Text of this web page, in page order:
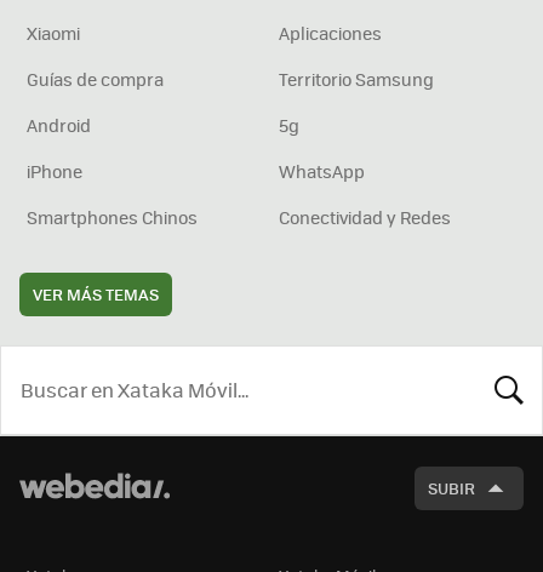
Xiaomi
Aplicaciones
Guías de compra
Territorio Samsung
Android
5g
iPhone
WhatsApp
Smartphones Chinos
Conectividad y Redes
VER MÁS TEMAS
SUBIR